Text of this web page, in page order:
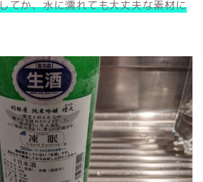
てか、水に濡れても大丈夫な素材に